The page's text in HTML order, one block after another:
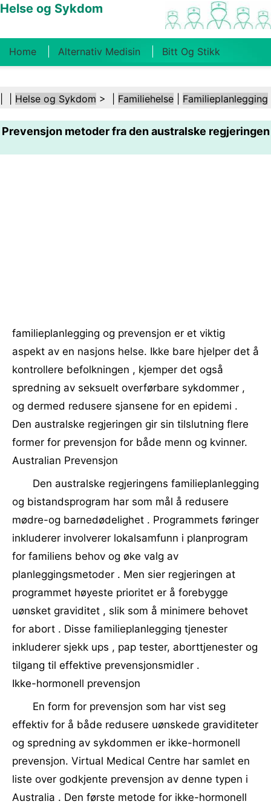
Helse og Sykdom
Home Alternativ Medisin Bitt Og Stikk
Kosthold Og Ernæring Familiehelse
Helsebransjen Psykisk Helse Folkehelse Og
Sikkerhet Kirurgi Og Prosedyrer Helse
Helse og Sykdom > | Familiehelse Familieplanlegging
Prevensjon metoder fra den australske regjeringen
familieplanlegging og prevensjon er et viktig
aspekt av en nasjons helse. Ikke bare hjelper det å
kontrollere befolkningen , kjemper det også
spredning av seksuelt overførbare sykdommer ,
og dermed redusere sjansene for en epidemi .
Den australske regjeringen gir sin tilslutning flere
former for prevensjon for både menn og kvinner.
Australian Prevensjon
Den australske regjeringens familieplanlegging
og bistandsprogram har som mål å redusere
mødre-og barnedødelighet . Programmets føringer
inkluderer involverer lokalsamfunn i planprogram
for familiens behov og øke valg av
planleggingsmetoder . Men sier regjeringen at
programmet høyeste prioritet er å forebygge
uønsket graviditet , slik som å minimere behovet
for abort . Disse familieplanlegging tjenester
inkluderer sjekk ups , pap tester, aborttjenester og
tilgang til effektive prevensjonsmidler .
Ikke-hormonell prevensjon
En form for prevensjon som har vist seg
effektiv for å både redusere uønskede graviditeter
og spredning av sykdommen er ikke-hormonell
prevensjon. Virtual Medical Centre har samlet en
liste over godkjente prevensjon av denne typen i
Australia . Den første metode for ikke-hormonell